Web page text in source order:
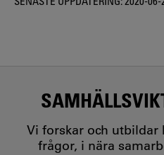
Vi forskar och
frågor, i nära